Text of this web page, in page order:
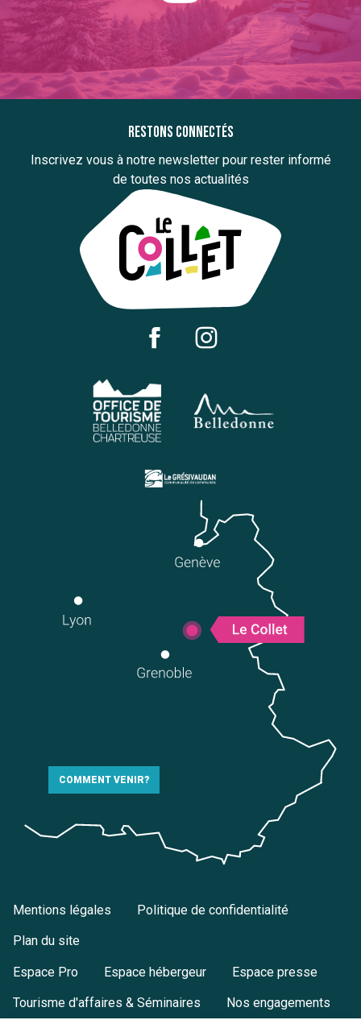
Restons connectés
Inscrivez vous à notre newsletter pour rester informé
de toutes nos actualités
COMMENT VENIR?
Mentions légales Politique de confidentialité
Plan du site
Espace Pro Espace hébergeur Espace presse
Tourisme d'affaires & Séminaires Nos engagements